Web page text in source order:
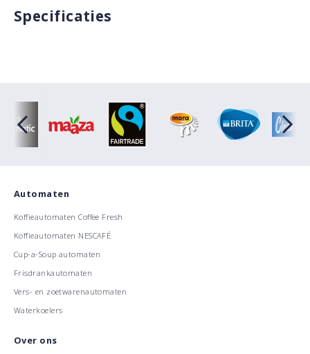
Specificaties
Automaten
Koffieautomaten Coffee Fresh
Koffieautomaten NESCAFÉ
Cup-a-Soup automaten
Frisdrankautomaten
Vers- en zoetwarenautomaten
Waterkoelers
Over ons